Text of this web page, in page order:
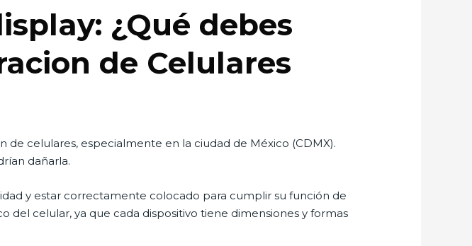
¿Qué debes
de Celulares
celulares, especialmente en la ciudad de México (CDMX).
dañarla.
y estar correctamente colocado para cumplir su función de
celular, ya que cada dispositivo tiene dimensiones y formas